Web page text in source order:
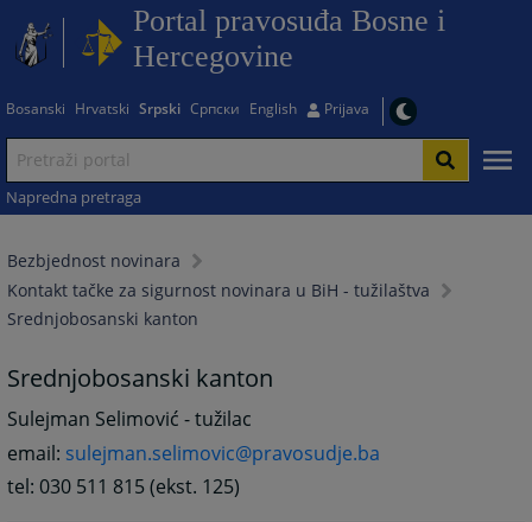
Portal pravosuđa Bosne i
Hercegovine
Bosanski Hrvatski Srpski Српски English Prijava
Napredna pretraga
Bezbjednost novinara
Kontakt tačke za sigurnost novinara u BiH - tužilaštva
Srednjobosanski kanton
Srednjobosanski kanton
Sulejman Selimović - tužilac
email: sulejman.selimovic@pravosudje.ba
tel: 030 511 815 (ekst. 125)